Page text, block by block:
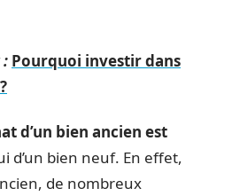
: Pourquoi investir dans
d’un bien ancien est
d’un bien neuf. En effet,
de nombreux